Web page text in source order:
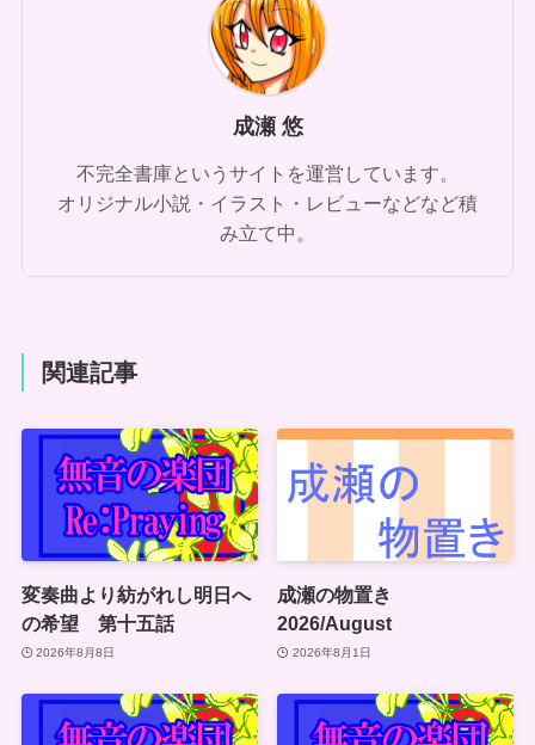
成瀬 悠
不完全書庫というサイトを運営しています。
オリジナル小説・イラスト・レビューなどなど積
み立て中。
関連記事
変奏曲より紡がれし明日へ
の希望 第十五話
2026年8月8日
成瀬の物置き
2026/August
2026年8月1日